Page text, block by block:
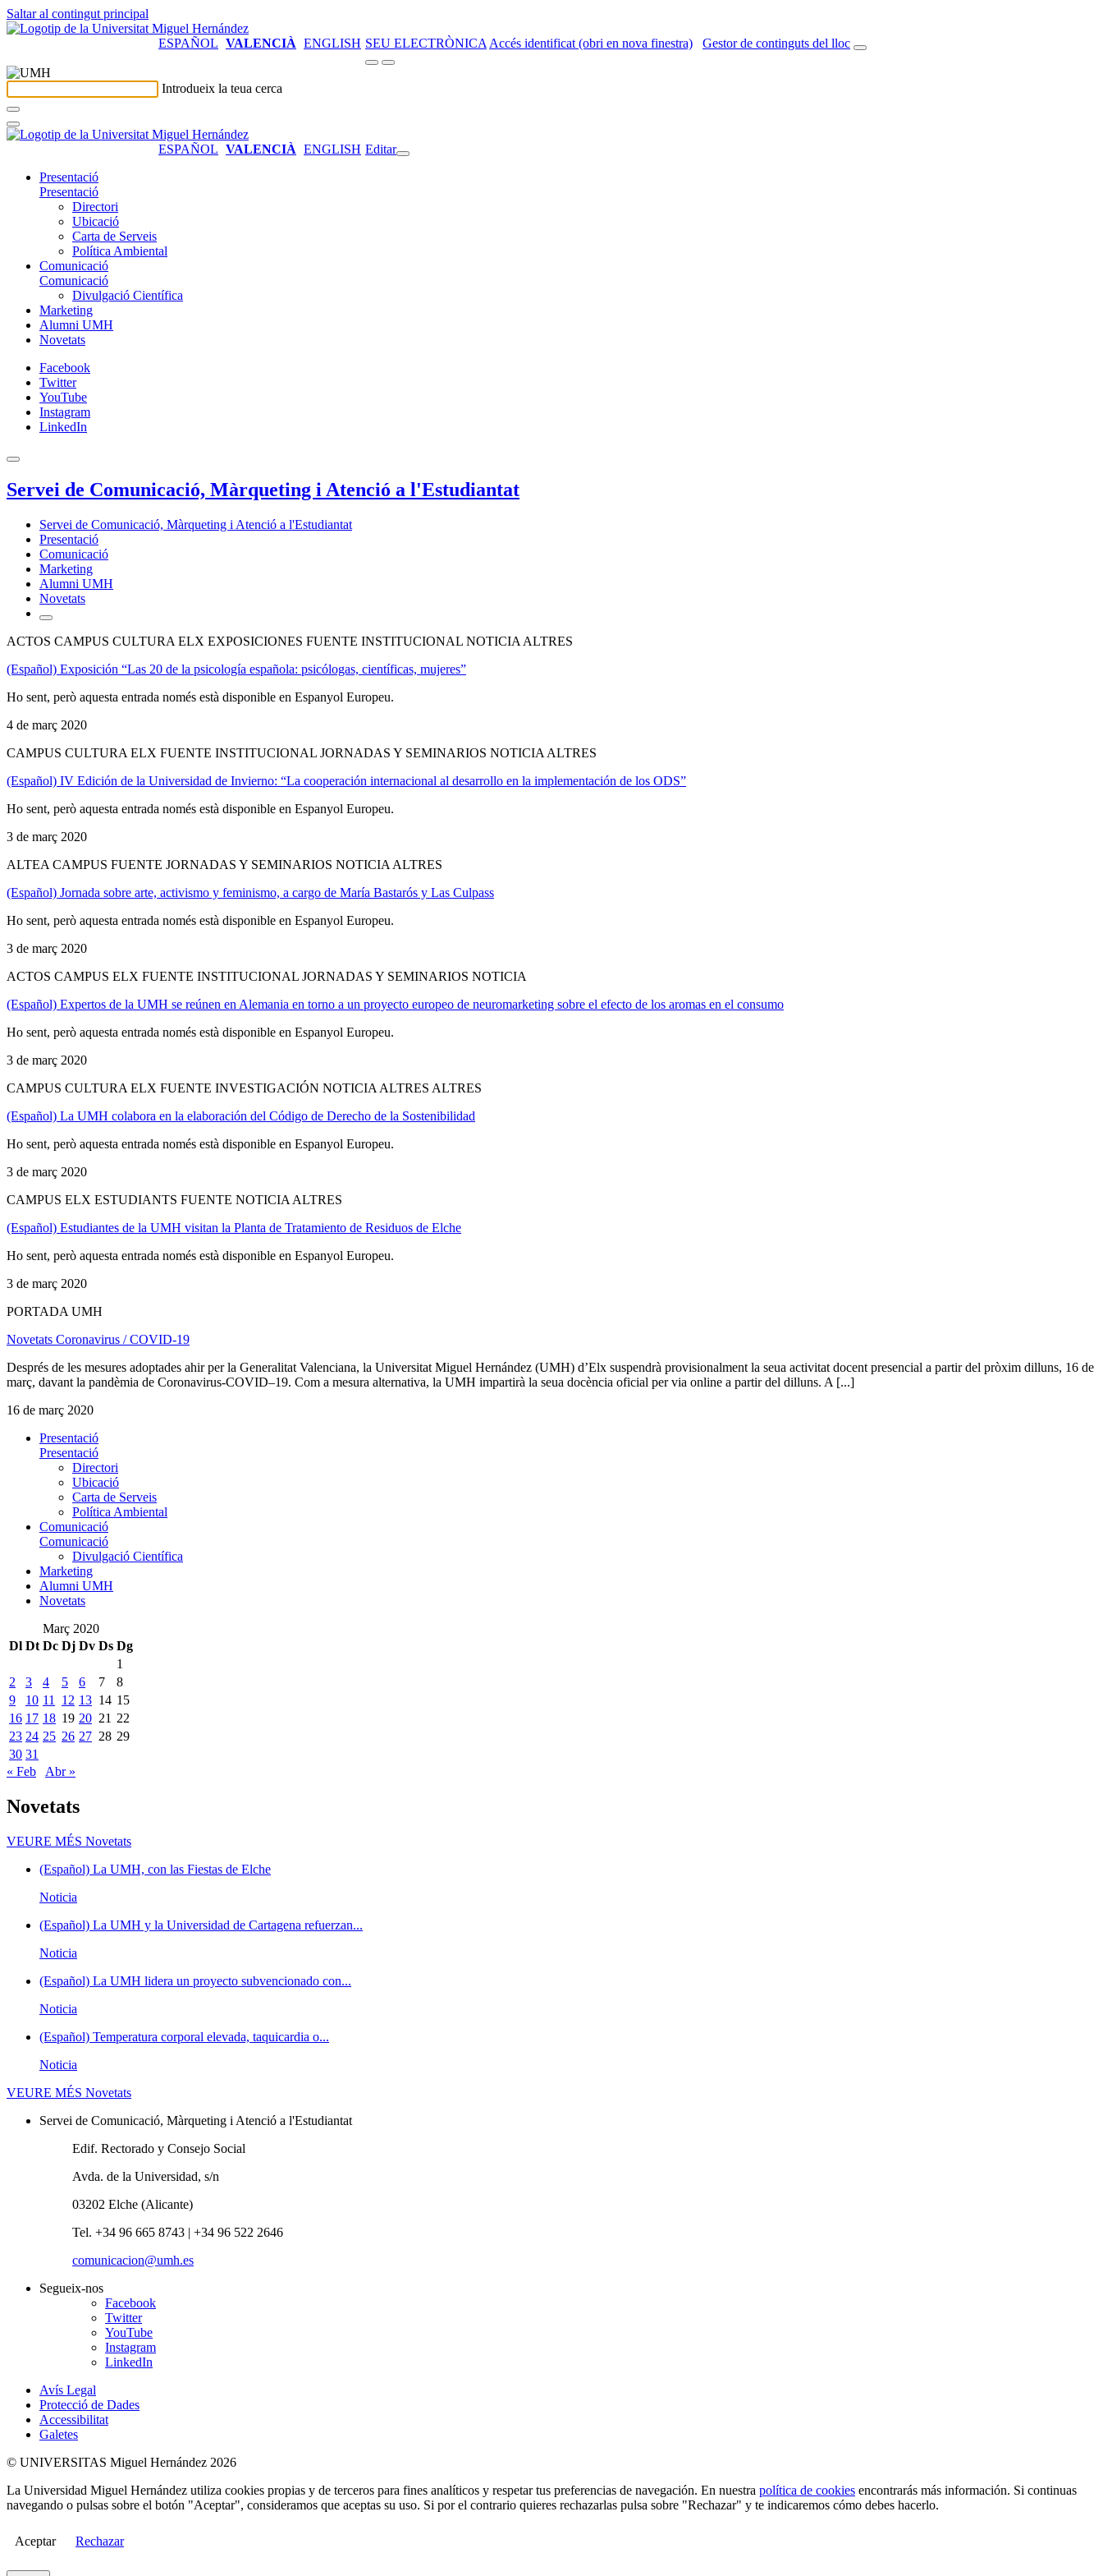
Saltar al contingut principal
ESPAÑOL VALENCIÀ ENGLISH SEU ELECTRÒNICA Accés identificat (obri en nova finestra) Gestor de continguts del lloc
Introdueix la teua cerca
ESPAÑOL VALENCIÀ ENGLISH Editar
Presentació
Presentació
Directori
Ubicació
Carta de Serveis
Política Ambiental
Comunicació
Comunicació
Divulgació Científica
Marketing
Alumni UMH
Novetats
Facebook
Twitter
YouTube
Instagram
LinkedIn
Servei de Comunicació, Màrqueting i Atenció a l'Estudiantat
Servei de Comunicació, Màrqueting i Atenció a l'Estudiantat
Presentació
Comunicació
Marketing
Alumni UMH
Novetats
ACTOS CAMPUS CULTURA ELX EXPOSICIONES FUENTE INSTITUCIONAL NOTICIA ALTRES
(Español) Exposición “Las 20 de la psicología española: psicólogas, científicas, mujeres”
Ho sent, però aquesta entrada només està disponible en Espanyol Europeu.
4 de març 2020
CAMPUS CULTURA ELX FUENTE INSTITUCIONAL JORNADAS Y SEMINARIOS NOTICIA ALTRES
(Español) IV Edición de la Universidad de Invierno: “La cooperación internacional al desarrollo en la implementación de los ODS”
Ho sent, però aquesta entrada només està disponible en Espanyol Europeu.
3 de març 2020
ALTEA CAMPUS FUENTE JORNADAS Y SEMINARIOS NOTICIA ALTRES
(Español) Jornada sobre arte, activismo y feminismo, a cargo de María Bastarós y Las Culpass
Ho sent, però aquesta entrada només està disponible en Espanyol Europeu.
3 de març 2020
ACTOS CAMPUS ELX FUENTE INSTITUCIONAL JORNADAS Y SEMINARIOS NOTICIA
(Español) Expertos de la UMH se reúnen en Alemania en torno a un proyecto europeo de neuromarketing sobre el efecto de los aromas en el consumo
Ho sent, però aquesta entrada només està disponible en Espanyol Europeu.
3 de març 2020
CAMPUS CULTURA ELX FUENTE INVESTIGACIÓN NOTICIA ALTRES ALTRES
(Español) La UMH colabora en la elaboración del Código de Derecho de la Sostenibilidad
Ho sent, però aquesta entrada només està disponible en Espanyol Europeu.
3 de març 2020
CAMPUS ELX ESTUDIANTS FUENTE NOTICIA ALTRES
(Español) Estudiantes de la UMH visitan la Planta de Tratamiento de Residuos de Elche
Ho sent, però aquesta entrada només està disponible en Espanyol Europeu.
3 de març 2020
PORTADA UMH
Novetats Coronavirus / COVID-19
Després de les mesures adoptades ahir per la Generalitat Valenciana, la Universitat Miguel Hernández (UMH) d’Elx suspendrà provisionalment la seua activitat docent presencial a partir del pròxim dilluns, 16 de
març, davant la pandèmia de Coronavirus-COVID–19. Com a mesura alternativa, la UMH impartirà la seua docència oficial per via online a partir del dilluns. A [...]
16 de març 2020
Presentació
Presentació
Directori
Ubicació
Carta de Serveis
Política Ambiental
Comunicació
Comunicació
Divulgació Científica
Marketing
Alumni UMH
Novetats
Març 2020
Dl Dt Dc Dj Dv Ds Dg
1
2
3 4 5 6 7
8
9
10 11 12 13 14 15
16 17 18 19 20 21 22
23 24 25 26 27 28 29
30 31
« Feb
Abr »
Novetats
VEURE MÉS Novetats
(Español) La UMH, con las Fiestas de Elche
Noticia
(Español) La UMH y la Universidad de Cartagena refuerzan...
Noticia
(Español) La UMH lidera un proyecto subvencionado con...
Noticia
(Español) Temperatura corporal elevada, taquicardia o...
Noticia
VEURE MÉS Novetats
Servei de Comunicació, Màrqueting i Atenció a l'Estudiantat
Edif. Rectorado y Consejo Social
Avda. de la Universidad, s/n
03202 Elche (Alicante)
Tel. +34 96 665 8743 | +34 96 522 2646
comunicacion@umh.es
Segueix-nos
Facebook
Twitter
YouTube
Instagram
LinkedIn
Avís Legal
Protecció de Dades
Accessibilitat
Galetes
© UNIVERSITAS Miguel Hernández 2026
La Universidad Miguel Hernández utiliza cookies propias y de terceros para fines analíticos y respetar tus preferencias de navegación. En nuestra política de cookies encontrarás más información. Si continuas
navegando o pulsas sobre el botón "Aceptar", consideramos que aceptas su uso. Si por el contrario quieres rechazarlas pulsa sobre "Rechazar" y te indicaremos cómo debes hacerlo.
Aceptar Rechazar